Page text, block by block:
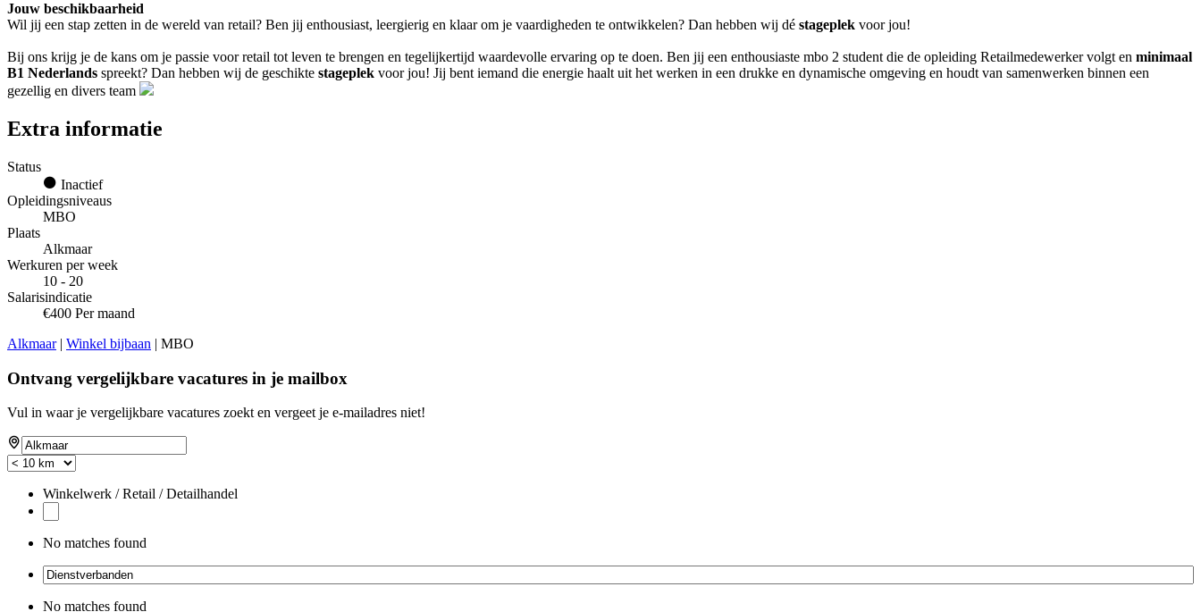
Jouw beschikbaarheid
Wil jij een stap zetten in de wereld van retail? Ben jij enthousiast, leergierig en klaar om je vaardigheden te ontwikkelen? Dan hebben wij dé stageplek voor jou!
Bij ons krijg je de kans om je passie voor retail tot leven te brengen en tegelijkertijd waardevolle ervaring op te doen. Ben jij een enthousiaste mbo 2 student die de opleiding Retailmedewerker volgt en minimaal
B1 Nederlands spreekt? Dan hebben wij de geschikte stageplek voor jou! Jij bent iemand die energie haalt uit het werken in een drukke en dynamische omgeving en houdt van samenwerken binnen een
gezellig en divers team
Extra informatie
Status
Inactief
Opleidingsniveaus
MBO
Plaats
Alkmaar
Werkuren per week
10 - 20
Salarisindicatie
€400 Per maand
Alkmaar| Winkel bijbaan | MBO
Ontvang vergelijkbare vacatures in je mailbox
Vul in waar je vergelijkbare vacatures zoekt en vergeet je e-mailadres niet!
Winkelwerk / Retail / Detailhandel
No matches found
No matches found